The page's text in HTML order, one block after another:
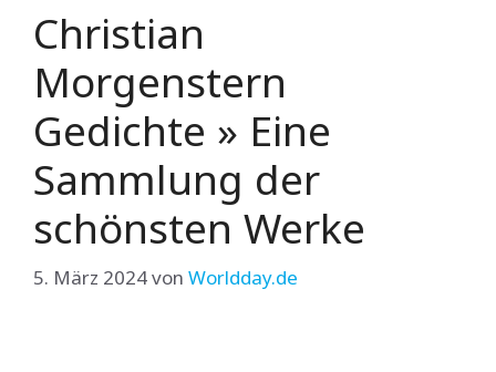
Christian
Morgenstern
Gedichte » Eine
Sammlung der
schönsten Werke
5. März 2024von Worldday.de